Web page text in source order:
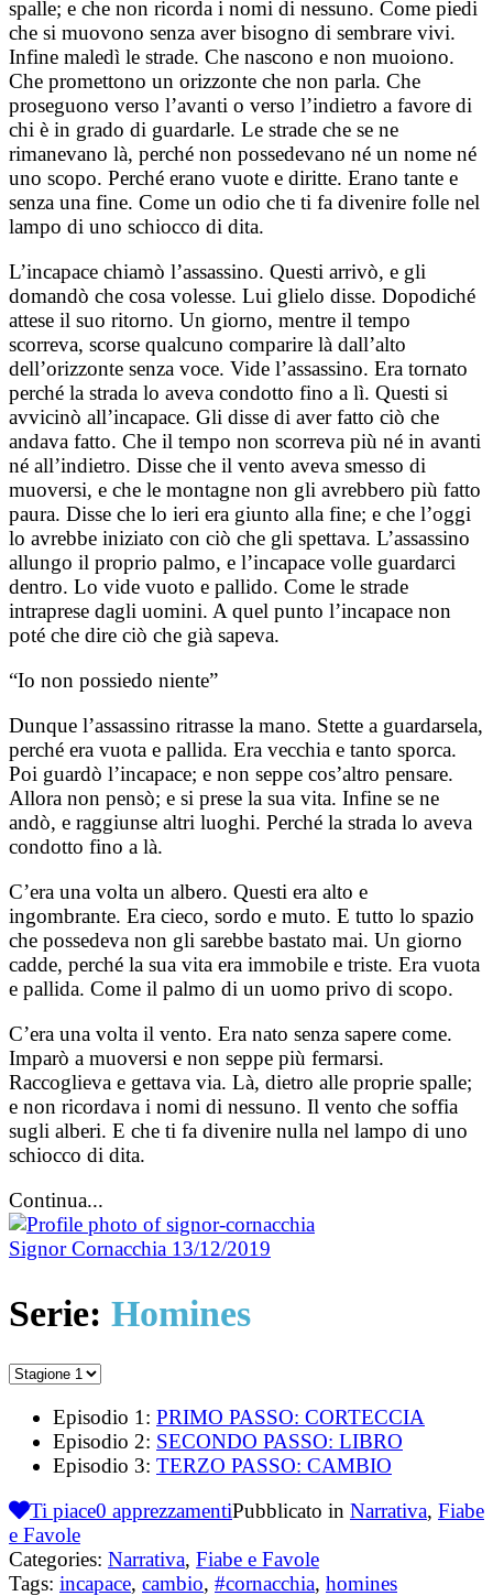
spalle; e che non ricorda i nomi di nessuno. Come piedi
che si muovono senza aver bisogno di sembrare vivi.
Infine maledì le strade. Che nascono e non muoiono.
Che promettono un orizzonte che non parla. Che
proseguono verso l’avanti o verso l’indietro a favore di
chi è in grado di guardarle. Le strade che se ne
rimanevano là, perché non possedevano né un nome né
uno scopo. Perché erano vuote e diritte. Erano tante e
senza una fine. Come un odio che ti fa divenire folle nel
lampo di uno schiocco di dita.
L’incapace chiamò l’assassino. Questi arrivò, e gli
domandò che cosa volesse. Lui glielo disse. Dopodiché
attese il suo ritorno. Un giorno, mentre il tempo
scorreva, scorse qualcuno comparire là dall’alto
dell’orizzonte senza voce. Vide l’assassino. Era tornato
perché la strada lo aveva condotto fino a lì. Questi si
avvicinò all’incapace. Gli disse di aver fatto ciò che
andava fatto. Che il tempo non scorreva più né in avanti
né all’indietro. Disse che il vento aveva smesso di
muoversi, e che le montagne non gli avrebbero più fatto
paura. Disse che lo ieri era giunto alla fine; e che l’oggi
lo avrebbe iniziato con ciò che gli spettava. L’assassino
allungo il proprio palmo, e l’incapace volle guardarci
dentro. Lo vide vuoto e pallido. Come le strade
intraprese dagli uomini. A quel punto l’incapace non
poté che dire ciò che già sapeva.
“Io non possiedo niente”
Dunque l’assassino ritrasse la mano. Stette a guardarsela,
perché era vuota e pallida. Era vecchia e tanto sporca.
Poi guardò l’incapace; e non seppe cos’altro pensare.
Allora non pensò; e si prese la sua vita. Infine se ne
andò, e raggiunse altri luoghi. Perché la strada lo aveva
condotto fino a là.
C’era una volta un albero. Questi era alto e
ingombrante. Era cieco, sordo e muto. E tutto lo spazio
che possedeva non gli sarebbe bastato mai. Un giorno
cadde, perché la sua vita era immobile e triste. Era vuota
e pallida. Come il palmo di un uomo privo di scopo.
C’era una volta il vento. Era nato senza sapere come.
Imparò a muoversi e non seppe più fermarsi.
Raccoglieva e gettava via. Là, dietro alle proprie spalle;
e non ricordava i nomi di nessuno. Il vento che soffia
sugli alberi. E che ti fa divenire nulla nel lampo di uno
schiocco di dita.
Continua...
Signor Cornacchia 13/12/2019
Serie: Homines
Episodio 1: PRIMO PASSO: CORTECCIA
Episodio 2: SECONDO PASSO: LIBRO
Episodio 3: TERZO PASSO: CAMBIO
Ti piace0 apprezzamentiPubblicato in Narrativa, Fiabe
e Favole
Categories: Narrativa, Fiabe e Favole
Tags: incapace, cambio, #cornacchia, homines